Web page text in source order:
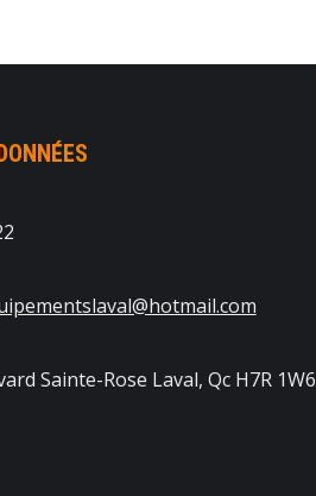
Sainte-Rose Laval, Qc H7R 1W6